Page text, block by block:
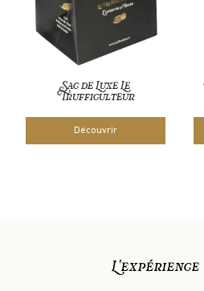
Sac de Luxe Le
Trufficulteur
Découvrir